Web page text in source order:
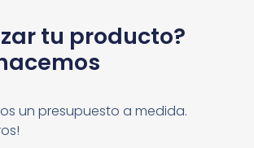
tu producto?
un presupuesto a medida.